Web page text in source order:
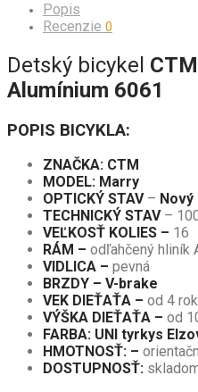
Popis
Recenzie 0
Detský bicykel
Alumínium 6061
POPIS BICYKLA:
ZNAČKA: CTM
MODEL: Marry
OPTICKÝ STAV–
TECHNICKÝ STAV–
VEĽKOSŤ KOLIES – 16
RÁM – odľahčený hliník
VIDLICA – pevná
BRZDY – V-brake
VEK DIEŤAŤA – od 4
VÝŠKA DIEŤAŤA – od
FARBA: UNI tyrkys
HMOTNOSŤ: –
DOSTUPNOSŤ: